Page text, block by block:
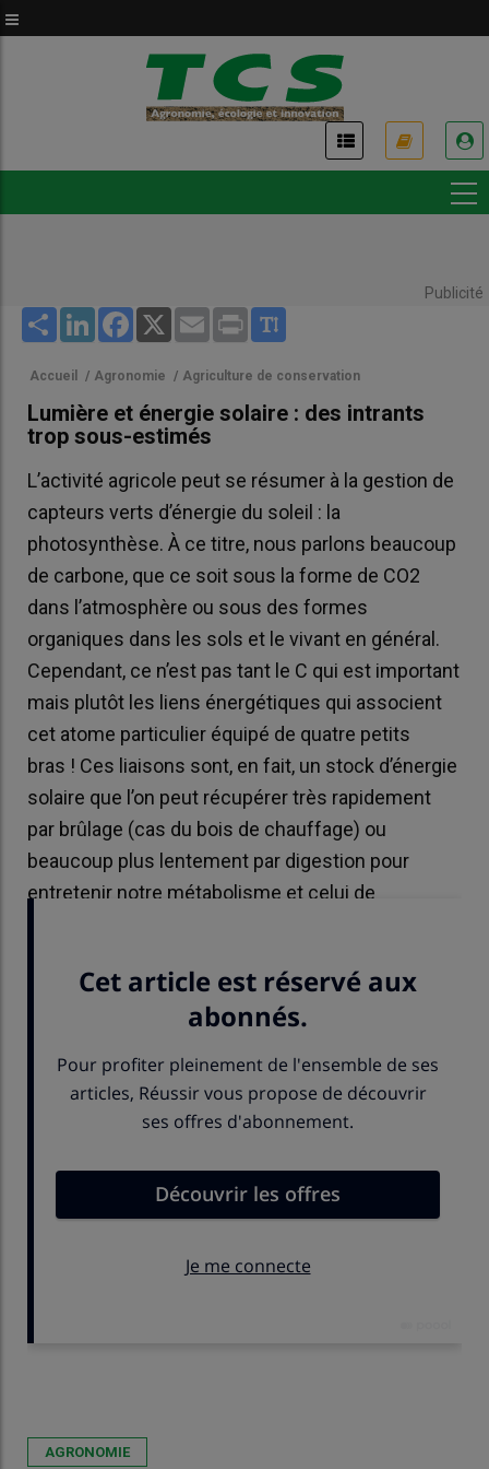
Aller
au
Publicité
Share LinkedInFacebook
X Email Print
Accueil / Agronomie / Agriculture de conservation
Lumière et énergie solaire : des intrants
trop sous-estimés
L’activité agricole peut se résumer à la gestion de
capteurs verts d’énergie du soleil : la
photosynthèse. À ce titre, nous parlons beaucoup
de carbone, que ce soit sous la forme de CO2
dans l’atmosphère ou sous des formes
organiques dans les sols et le vivant en général.
Cependant, ce n’est pas tant le C qui est important
mais plutôt les liens énergétiques qui associent
cet atome particulier équipé de quatre petits
bras ! Ces liaisons sont, en fait, un stock d’énergie
solaire que l’on peut récupérer très rapidement
par brûlage (cas du bois de chauffage) ou
beaucoup plus lentement par digestion pour
entretenir notre métabolisme et celui de
AGRONOMIE